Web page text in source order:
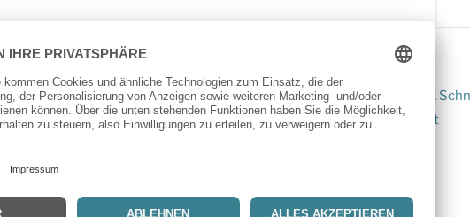
Schnittmuster – B6492 – Shirt, Bluse
Butterick
Longshirt